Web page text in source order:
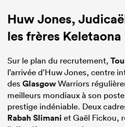
Huw Jones,
les frères Keletaona
Sur le plan du recrutement,
l’arrivée d’Huw Jones, centre
des GlasgowWarriors
meilleurs mondiaux à son
prestige indéniable. Deux
Rabah Slimani et Gaël Fickou,